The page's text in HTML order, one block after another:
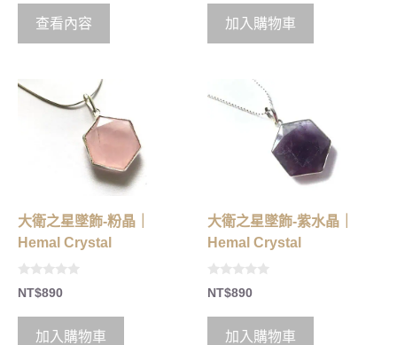
5
查看內容
5
加入購物車
大衛之星墜飾-粉晶｜
Hemal Crystal
0
o
t
NT$890
加入購物車
大衛之星墜飾-紫水晶｜
Hemal Crystal
0
o
t
NT$890
加入購物車